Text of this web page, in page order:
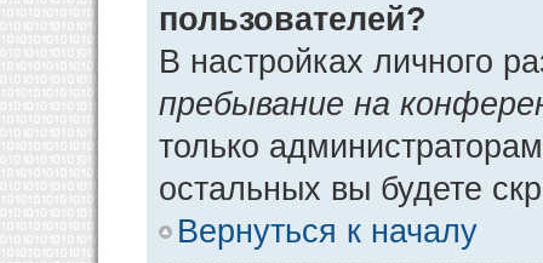
пользователей?
В настройках личного
пребывание на
только
остальных вы будете
Вернуться к началу